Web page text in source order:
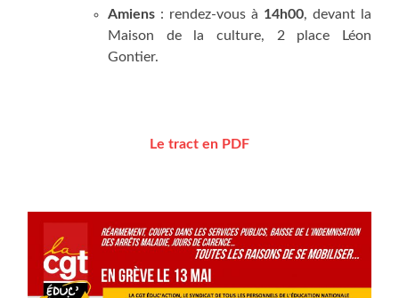
Amiens : ren­dez-vous à 14h00, devant la
Mai­son de la culture, 2 place Léon
Gontier.
Le tract en PDF